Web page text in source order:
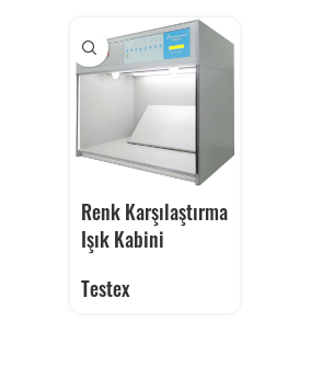
Renk Karşılaştırma
Işık Kabini
Testex